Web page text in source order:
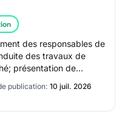
des responsables de
des travaux de
présentation de
publication: 10 juil. 2026